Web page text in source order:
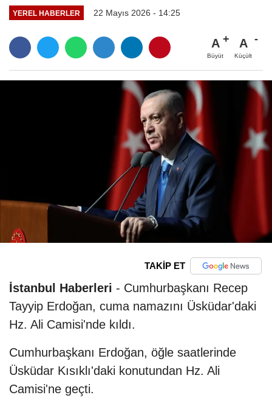
YEREL HABERLER 22 Mayıs 2026 - 14:25
A
Büyüt
A
Küçült
TAKİP ET
İstanbul Haberleri - Cumhurbaşkanı Recep
Tayyip Erdoğan, cuma namazını Üsküdar'daki
Hz. Ali Camisi'nde kıldı.
Cumhurbaşkanı Erdoğan, öğle saatlerinde
Üsküdar Kısıklı'daki konutundan Hz. Ali
Camisi'ne geçti.